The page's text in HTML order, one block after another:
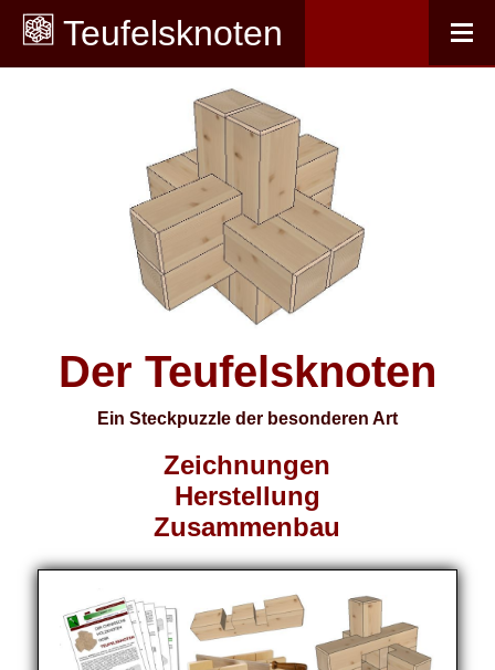
Teufelsknoten
Startseite
Herstellung
Zusammenbau
Extras
Der Teufelsknoten
Ein Steckpuzzle der besonderen Art
Zeichnungen
Herstellung
Zusammenbau